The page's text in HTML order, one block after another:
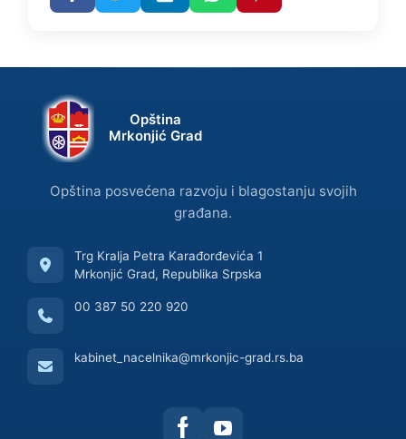
Opština
Mrkonjić Grad
Opština posvećena razvoju i blagostanju svojih
građana.
Trg Kralja Petra Karađorđevića 1
Mrkonjić Grad, Republika Srpska
00 387 50 220 920
kabinet_nacelnika@mrkonjic-grad.rs.ba